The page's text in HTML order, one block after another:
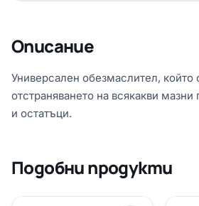
Описание
Универсален обезмаслител, който
отстраняването на всякакви
и остатъци.
Подобни продукти